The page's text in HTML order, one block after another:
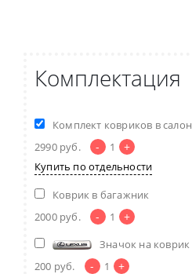
Комплектация
Комплект ковриков в салон
2990 руб. - 1 +
Купить по отдельности
Коврик в багажник
2000 руб. - 1 +
Значок на коврик
200 руб. - 1 +